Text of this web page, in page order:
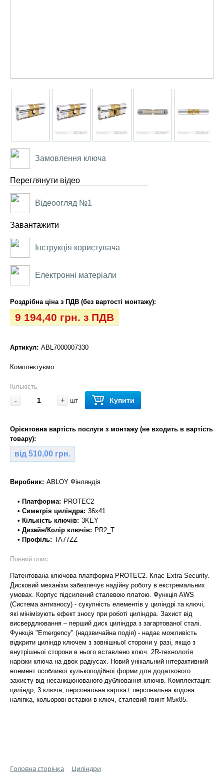
Замовлення ключа
Переглянути відео
Відеоогляд №1
Завантажити
Інструкція користувача
Електронні матеріали
Роздрібна ціна з ПДВ (без вартості монтажу):
9 194,40 грн. з ПДВ
Артикул: ABL7000007330
Комплектуємо
Кількість
- + шт Купити
Орієнтовна вартість послуги з монтажу (не входить в вартість
товару):
від 510,00 грн.
Виробник: ABLOY Фінляндія
• Платформа: PROTEC2
• Симетрія циліндра: 36x41
• Кількість ключів: 3KEY
• Дизайн/Колір ключів: PR2_T
• Профіль: TA77ZZ
Повний опис
Патентована ключова платформа PROTEC2. Клас Extra Security.
Дисковий механізм забезпечує надійну роботу в екстремальних
умовах. Корпус підсилений сталевою платою. Функція AWS
(Система антизносу) - сукупність елементів у циліндрі та ключі,
які мінімізують ефект зносу при роботі циліндра. Захист від
висвердлювання – перший диск циліндра з загартованої сталі.
Функція "Emergency" (надзвичайна подія) - надає можливість
відкрити циліндр ключем з зовнішньої сторони у разі, якщо з
внутрішньої сторони в нього вставлено ключ. 2R-технологія
нарізки ключа на двох радіусах. Новий унікальний інтерактивний
елемент особливої кулькоподібної форми для додаткового
захисту від несанкціонованого дублювання ключів. Комплектація:
циліндр, 3 ключа, персональна картка+ персональна кодова
наліпка, кольорові вставки в ключ, сталевий гвинт М5х85.
Головна сторінка Циліндри